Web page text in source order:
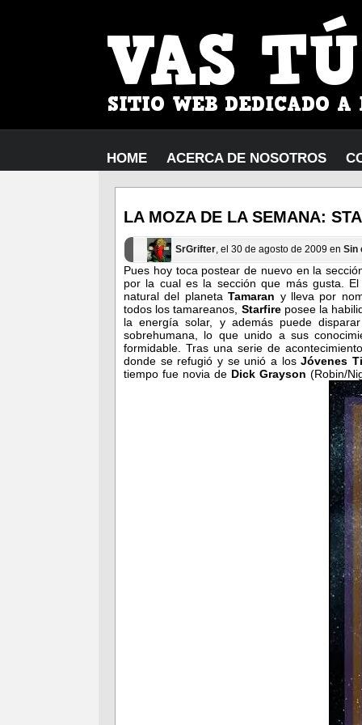
HOME ACERCA DE NOSOTROS
LA MOZA DE LA SEMANA:
SrGrifter, el 30 de agosto de 2009 en Sin
Pues hoy toca postear de nuevo en la
por la cual es la sección que más gusta.
natural del planetaTamaran y lleva por
todos los tamareanos, Starfire posee la
la energía solar, y además puede
sobrehumana, lo que unido a sus
formidable. Tras una serie de
donde se refugió y se unió a losJóvenes
tiempo fue novia de Dick Grayson (Robin/